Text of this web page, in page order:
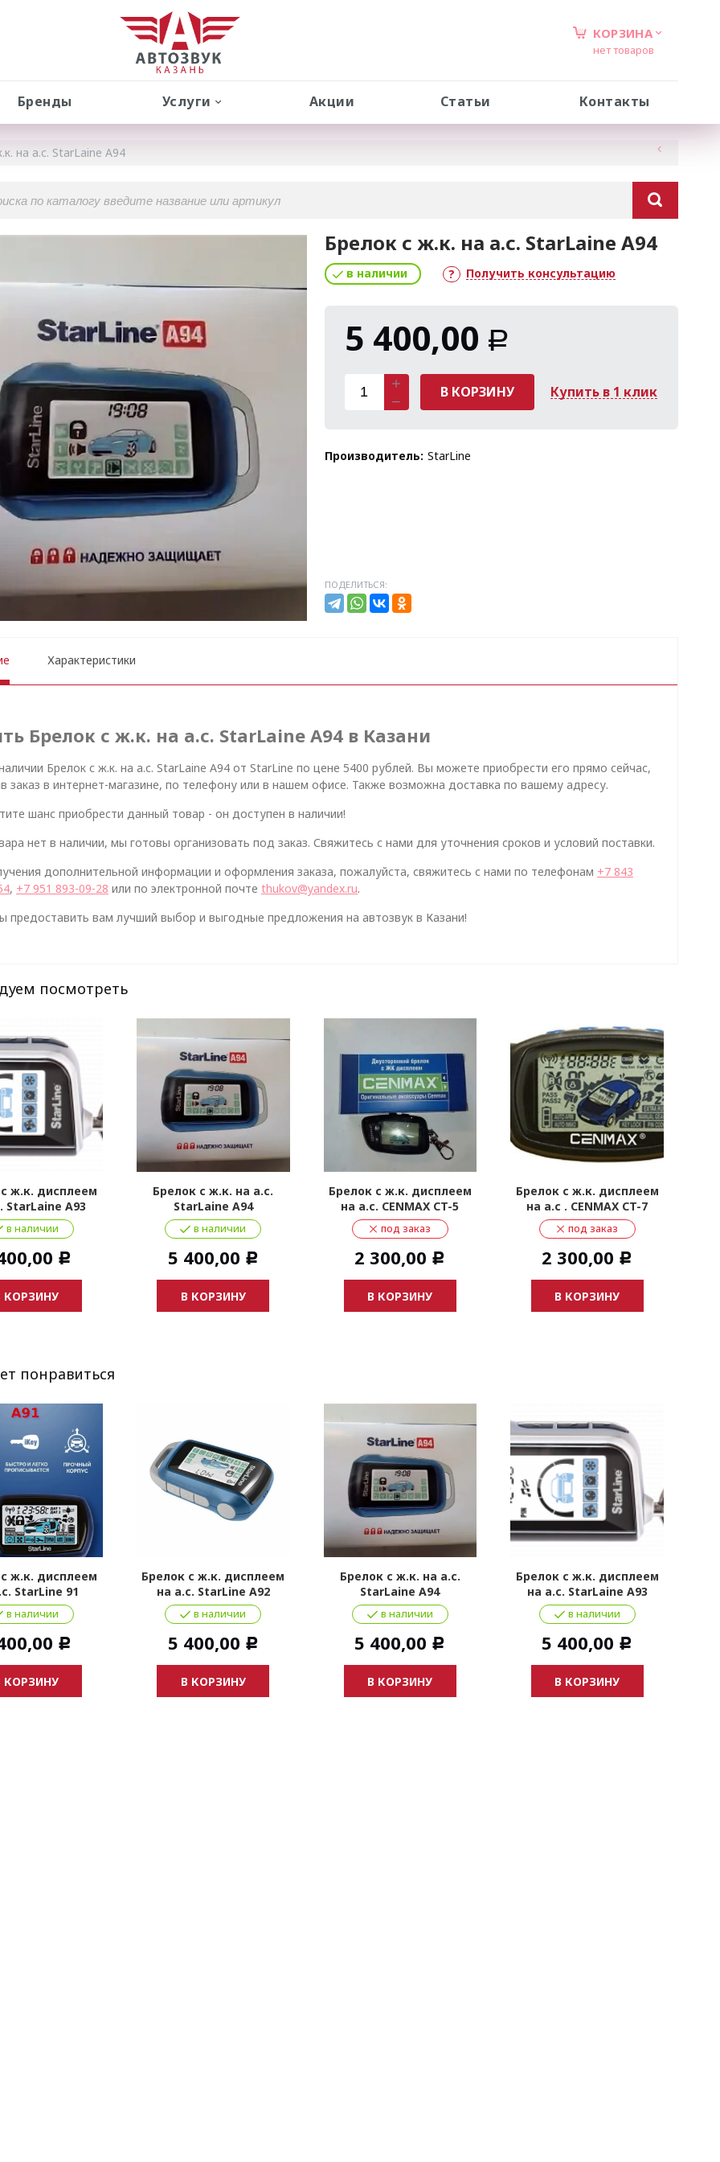
КОРЗИНА
нет товаров
Бренды Услуги Акции Статьи Контакты
на а.с. StarLaine A94
Брелок с ж.к. на а.с. StarLaine A94
в наличии Получить консультацию
5 400,00 Р
В КОРЗИНУ Купить в 1 клик
Производитель: StarLine
ПОДЕЛИТЬСЯ:
Характеристики
Брелок с ж.к. на а.с. StarLaine A94 в Казани
Брелок с ж.к. на а.с. StarLaine A94 от StarLine по цене 5400 рублей. Вы можете приобрести его прямо сейчас,
заказ в интернет-магазине, по телефону или в нашем офисе. Также возможна доставка по вашему адресу.
шанс приобрести данный товар - он доступен в наличии!
нет в наличии, мы готовы организовать под заказ. Свяжитесь с нами для уточнения сроков и условий поставки.
дополнительной информации и оформления заказа, пожалуйста, свяжитесь с нами по телефонам +7 843
, +7 951 893-09-28 или по электронной почте thukov@yandex.ru.
предоставить вам лучший выбор и выгодные предложения на автозвук в Казани!
посмотреть
ж.к. дисплеем
StarLaine A93
в наличии
Р
КОРЗИНУ
Брелок с ж.к. на а.с.
StarLaine A94
в наличии
5 400,00 Р
В КОРЗИНУ
Брелок с ж.к. дисплеем
на а.с. CENMAX CT-5
под заказ
2 300,00 Р
В КОРЗИНУ
Брелок с ж.к. дисплеем
на а.с . CENMAX CT-7
под заказ
2 300,00 Р
В КОРЗИНУ
понравиться
ж.к. дисплеем
StarLine 91
в наличии
Р
КОРЗИНУ
Брелок с ж.к. дисплеем
на а.с. StarLine A92
в наличии
5 400,00 Р
В КОРЗИНУ
Брелок с ж.к. на а.с.
StarLaine A94
в наличии
5 400,00 Р
В КОРЗИНУ
Брелок с ж.к. дисплеем
на а.с. StarLaine A93
в наличии
5 400,00 Р
В КОРЗИНУ